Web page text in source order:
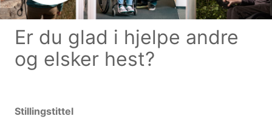
Er du glad i hjelpe andre
og elsker hest?
Stillingstittel